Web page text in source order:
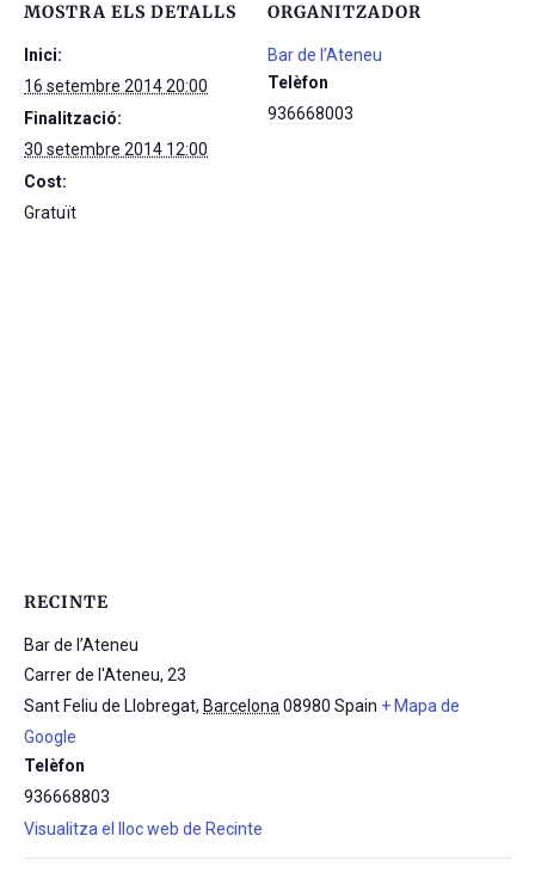
MOSTRA ELS DETALLS
Inici:
16 setembre 2014 20:00
Finalització:
30 setembre 2014 12:00
Cost:
Gratuït
ORGANITZADOR
Bar de l’Ateneu
Telèfon
936668003
RECINTE
Bar de l’Ateneu
Carrer de l'Ateneu, 23
Sant Feliu de Llobregat, Barcelona 08980 Spain + Mapa de
Google
Telèfon
936668803
Visualitza el lloc web de Recinte